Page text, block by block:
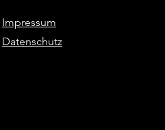
Impressum
Datenschutz